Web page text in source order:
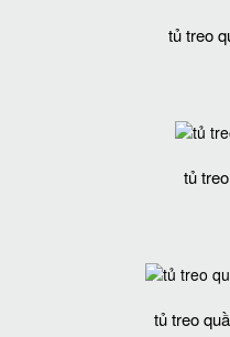
tủ treo
tủ
tủ treo